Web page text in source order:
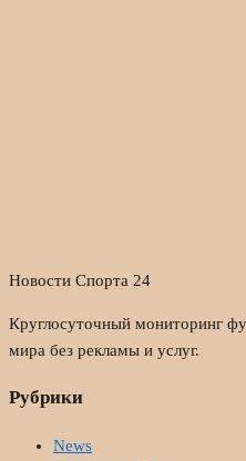
Новости Спорта 24
Круглосуточный мониторинг
мира без рекламы и услуг.
Рубрики
News